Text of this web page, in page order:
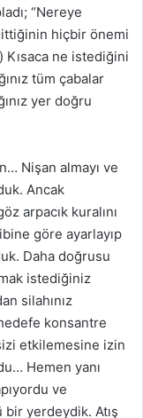
“Nereye
hiçbir önemi
ne istediğini
tüm çabalar
yer doğru
Nişan almayı ve
Ancak
arpacık kuralını
göre ayarlayıp
Daha doğrusu
istediğiniz
silahınız
konsantre
etkilemesine izin
Hemen yanı
ve
yerdeydik. Atış